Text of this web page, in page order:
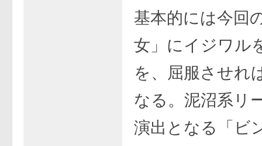
基本的には今回
女」にイジワル
を、屈服させれ
なる。泥沼系リ
演出となる「ビ